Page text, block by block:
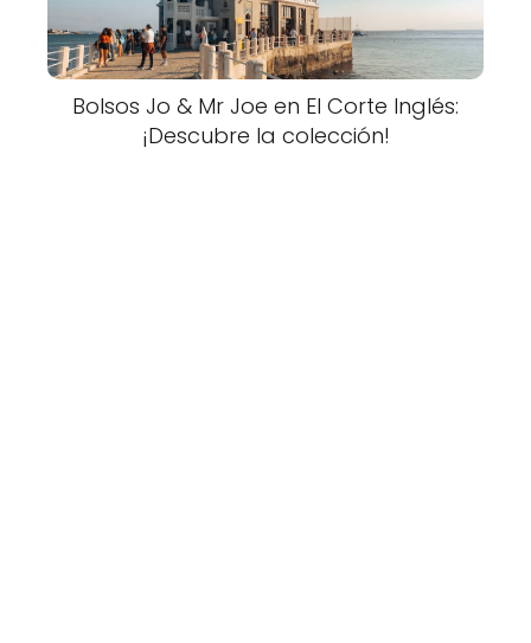
Bolsos Jo & Mr Joe en El Corte Inglés:
¡Descubre la colección!